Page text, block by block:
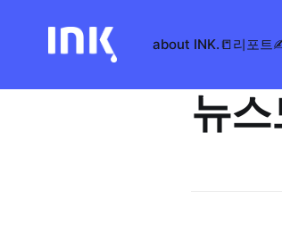
about INK.📒리포트
뉴